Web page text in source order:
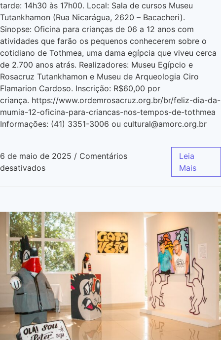
tarde: 14h30 às 17h00. Local: Sala de cursos Museu
Tutankhamon (Rua Nicarágua, 2620 – Bacacheri).
Sinopse: Oficina para crianças de 06 a 12 anos com
atividades que farão os pequenos conhecerem sobre o
cotidiano de Tothmea, uma dama egípcia que viveu cerca
de 2.700 anos atrás. Realizadores: Museu Egípcio e
Rosacruz Tutankhamon e Museu de Arqueologia Ciro
Flamarion Cardoso. Inscrição: R$60,00 por
criança. https://www.ordemrosacruz.org.br/br/feliz-dia-da-
mumia-12-oficina-para-criancas-nos-tempos-de-tothmea
Informações: (41) 3351-3006 ou cultural@amorc.org.br
6 de maio de 2025 / Comentários
desativados
Leia
Mais